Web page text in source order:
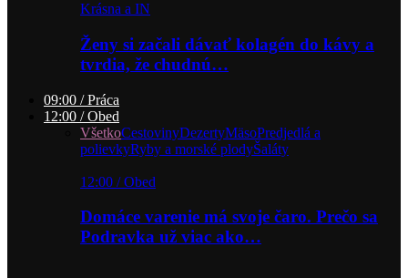
Krásna a IN
Ženy si začali dávať kolagén do kávy a
tvrdia, že chudnú…
09:00 / Práca
12:00 / Obed
VšetkoCestovinyDezertyMäsoPredjedlá a
polievkyRyby a morské plodyŠaláty
12:00 / Obed
Domáce varenie má svoje čaro. Prečo sa
Podravka už viac ako…